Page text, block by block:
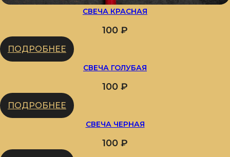
СВЕЧА КРАСНАЯ
100 ₽
ПОДРОБНЕЕ
СВЕЧА ГОЛУБАЯ
100 ₽
ПОДРОБНЕЕ
СВЕЧА ЧЕРНАЯ
100 ₽